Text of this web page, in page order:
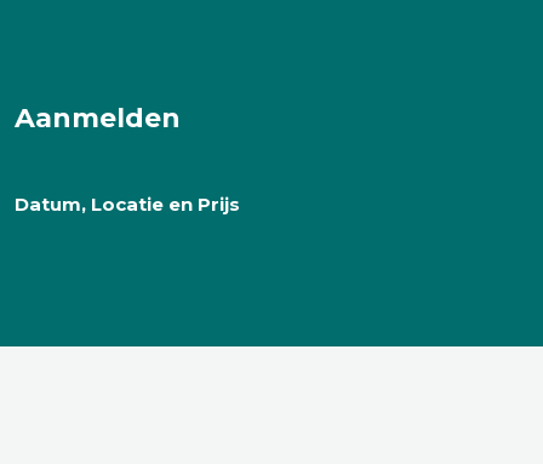
Aanmelden
Datum, Locatie en Prijs